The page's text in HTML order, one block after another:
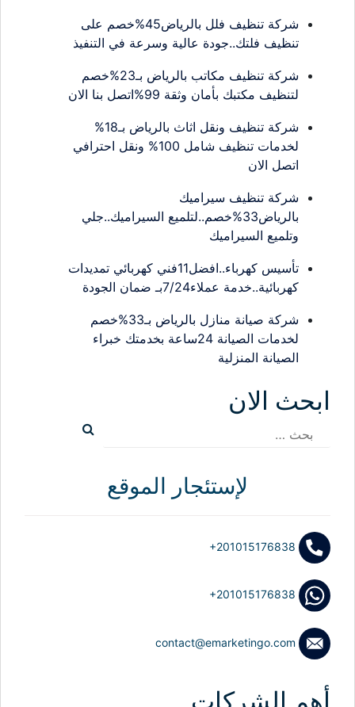
شركة تنظيف فلل بالرياض45%خصم على
تنظيف فلتك..جودة عالية وسرعة في التنفيذ
شركة تنظيف مكاتب بالرياض بـ23%خصم
لتنظيف مكتبك بأمان وثقة 99%اتصل بنا الان
شركة تنظيف ونقل اثاث بالرياض بـ18%
لخدمات تنظيف شامل 100% ونقل احترافي
اتصل الان
شركة تنظيف سيراميك
بالرياض33%خصم..لتلميع السيراميك..جلي
وتلميع السيراميك
تأسيس كهرباء..افضل11فني كهربائي تمديدات
كهربائية..خدمة عملاء7/24بـ ضمان الجودة
شركة صيانة منازل بالرياض بـ33%خصم
لخدمات الصيانة 24ساعة بخدمتك خبراء
الصيانة المنزلية
ابحث الان
البحث
لإستئجار الموقع
+201015176838
+201015176838
contact@emarketingo.com